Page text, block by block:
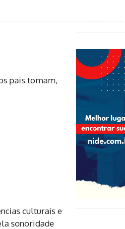
pais tomam,
culturais e
sonoridade